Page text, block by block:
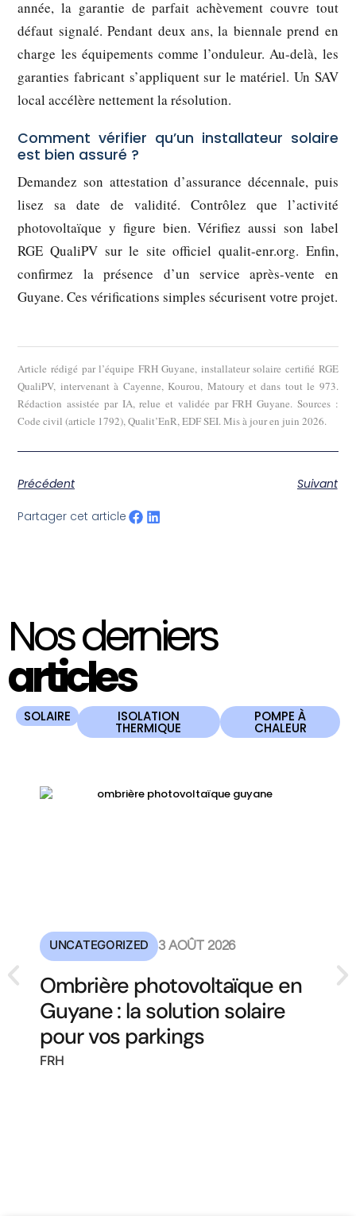
année, la garantie de parfait achèvement couvre tout
défaut signalé. Pendant deux ans, la biennale prend en
charge les équipements comme l’onduleur. Au-delà, les
garanties fabricant s’appliquent sur le matériel. Un SAV
local accélère nettement la résolution.
Comment vérifier qu’un installateur solaire
est bien assuré ?
Demandez son attestation d’assurance décennale, puis
lisez sa date de validité. Contrôlez que l’activité
photovoltaïque y figure bien. Vérifiez aussi son label
RGE QualiPV sur le site officiel qualit-enr.org. Enfin,
confirmez la présence d’un service après-vente en
Guyane. Ces vérifications simples sécurisent votre projet.
Article rédigé par l’équipe FRH Guyane, installateur solaire certifié RGE
QualiPV, intervenant à Cayenne, Kourou, Matoury et dans tout le 973.
Rédaction assistée par IA, relue et validée par FRH Guyane. Sources :
Code civil (article 1792), Qualit’EnR, EDF SEI. Mis à jour en juin 2026.
Précédent Suivant
Partager cet article
Nos derniers
articles
SOLAIRE ISOLATION
THERMIQUE
POMPE À
CHALEUR
UNCATEGORIZED 3 AOÛT 2026
Ombrière photovoltaïque en
Guyane : la solution solaire
pour vos parkings
FRH